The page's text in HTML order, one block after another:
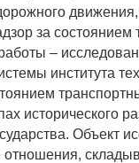
за состоянием
–
института
исторического
Объект